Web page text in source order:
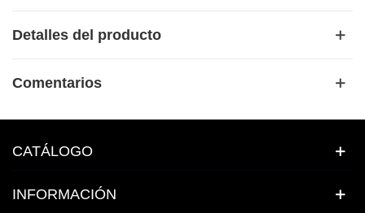
Detalles del producto
Comentarios
CATÁLOGO
INFORMACIÓN